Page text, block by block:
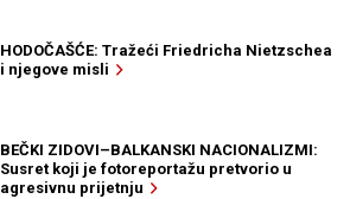
HODOČAŠĆE: Tražeći Friedricha Nietzschea
i njegove misli
BEČKI ZIDOVI–BALKANSKI NACIONALIZMI:
Susret koji je fotoreportažu pretvorio u
agresivnu prijetnju